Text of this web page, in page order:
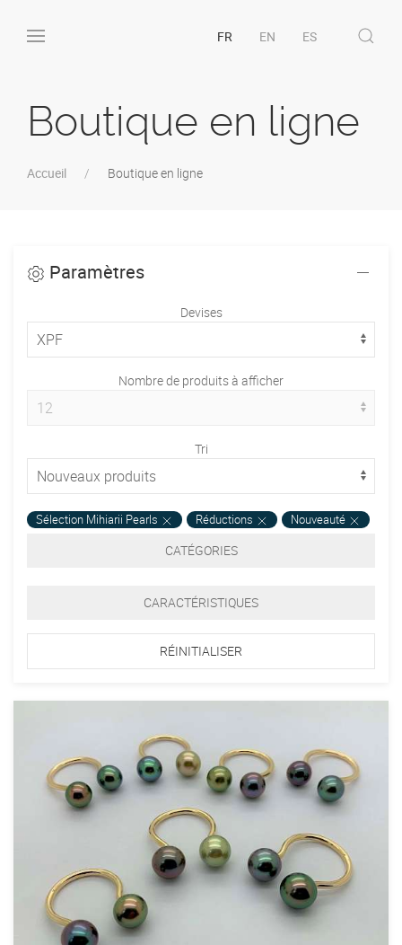
FR EN ES
Boutique en ligne
Accueil Boutique en ligne
Paramètres
Devises
Nombre de produits à afficher
Tri
Sélection Mihiarii Pearls Réductions Nouveauté
CATÉGORIES
CARACTÉRISTIQUES
RÉINITIALISER